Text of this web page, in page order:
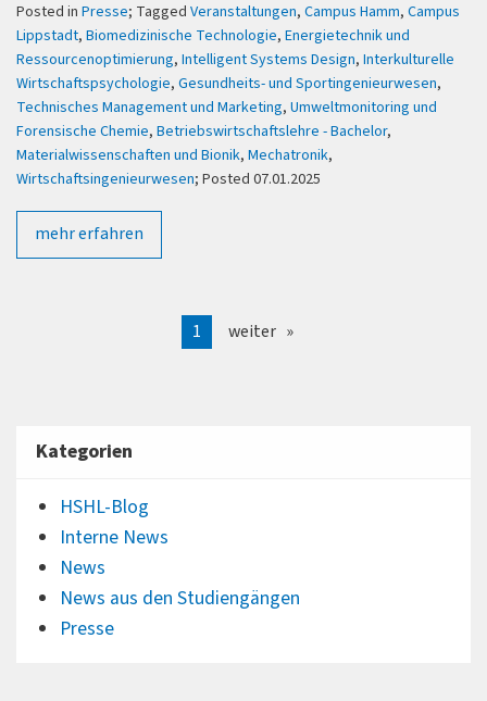
Posted in Presse; Tagged Veranstaltungen, Campus Hamm, Campus
Lippstadt, Biomedizinische Technologie, Energietechnik und
Ressourcenoptimierung, Intelligent Systems Design, Interkulturelle
Wirtschaftspsychologie, Gesundheits- und Sportingenieurwesen,
Technisches Management und Marketing, Umweltmonitoring und
Forensische Chemie, Betriebswirtschaftslehre - Bachelor,
Materialwissenschaften und Bionik, Mechatronik,
Wirtschaftsingenieurwesen; Posted 07.01.2025
mehr erfahren
1 weiter
Kategorien
HSHL-Blog
Interne News
News
News aus den Studiengängen
Presse